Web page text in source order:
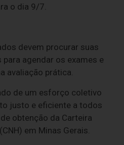
o dia 9/7.
devem procurar suas
agendar os exames e
avaliação prática.
de um esforço coletivo
justo e eficiente a todos
obtenção da Carteira
em Minas Gerais.